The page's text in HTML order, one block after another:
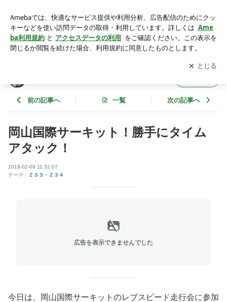
トのブログアプリをダウンロードして ブログの更新通知
を受け取りまし
ょう。
開く
前の記事へ 一覧 次の記事へ
岡山国際サーキット！勝手にタイム
アタック！
2019-02-09 11:32:07
テーマ： Ｚ３３・Ｚ３４
広告を表示できませんでした
今日は、岡山国際サーキットのレブスピード走行会に参加